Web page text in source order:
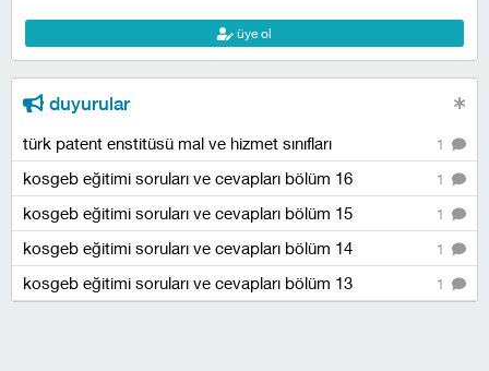
üye ol
duyurular
1
türk patent enstitüsü mal ve hizmet sınıfları
1
kosgeb eğitimi soruları ve cevapları bölüm 16
1
kosgeb eğitimi soruları ve cevapları bölüm 15
1
kosgeb eğitimi soruları ve cevapları bölüm 14
1
kosgeb eğitimi soruları ve cevapları bölüm 13